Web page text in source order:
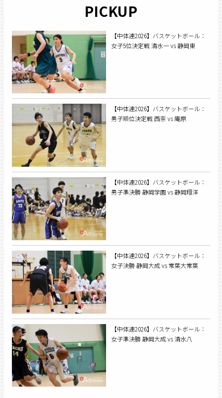
PICKUP
【中体連2026】バスケットボール：
女子5位決定戦 清水一 vs 静岡東
【中体連2026】バスケットボール：
男子順位決定戦 西奈 vs 庵原
【中体連2026】バスケットボール：
男子準決勝 静岡学園 vs 静岡翔洋
【中体連2026】バスケットボール：
女子決勝 静岡大成 vs 常葉大常葉
【中体連2026】バスケットボール：
女子準決勝 静岡大成 vs 清水八